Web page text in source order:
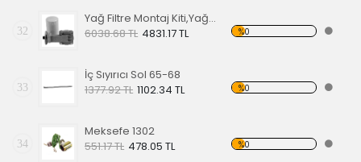
32
Yağ Filtre Montaj Kiti,Yağ Filtresi Dahil
6038.68 TL 4831.17 TL %0
33
İç Sıyırıcı Sol 65-68
1377.92 TL 1102.34 TL %0
34
Meksefe 1302
551.17 TL 478.05 TL %0